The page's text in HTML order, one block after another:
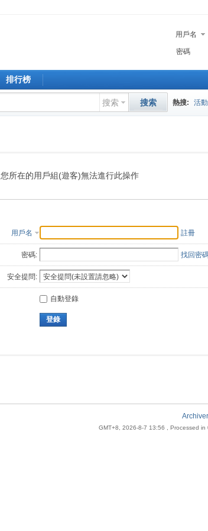
用戶名
密碼
排行榜
搜索 搜索 熱搜: 活動
所在的用戶組(遊客)無法進行此操作
用戶名 註冊
密碼: 找回密
安全提問:
自動登錄
登錄
Archiver
GMT+8, 2026-8-7 13:56 , Processed in